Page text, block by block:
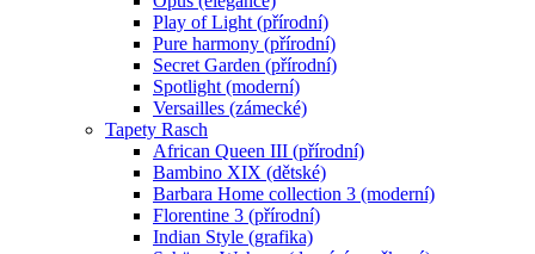
Play of Light (přírodní)
Pure harmony (přírodní)
Secret Garden (přírodní)
Spotlight (moderní)
Versailles (zámecké)
Tapety Rasch
African Queen III (přírodní)
Bambino XIX (dětské)
Barbara Home collection 3 (moderní)
Florentine 3 (přírodní)
Indian Style (grafika)